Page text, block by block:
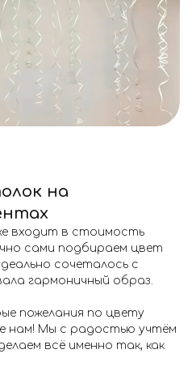
на
входит в стоимость
сами подбираем цвет
сочеталось с
гармоничный образ.
пожелания по цвету
нам! Мы с радостью учтём
всё именно так, как